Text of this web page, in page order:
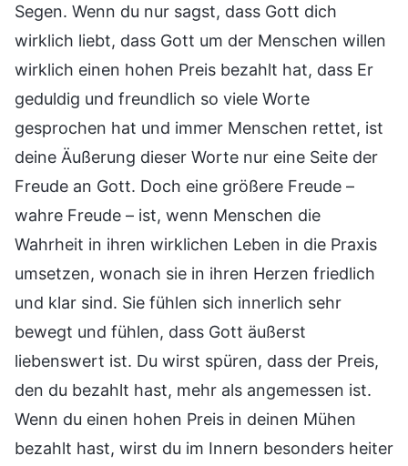
Segen. Wenn du nur sagst, dass Gott dich
wirklich liebt, dass Gott um der Menschen willen
wirklich einen hohen Preis bezahlt hat, dass Er
geduldig und freundlich so viele Worte
gesprochen hat und immer Menschen rettet, ist
deine Äußerung dieser Worte nur eine Seite der
Freude an Gott. Doch eine größere Freude –
wahre Freude – ist, wenn Menschen die
Wahrheit in ihren wirklichen Leben in die Praxis
umsetzen, wonach sie in ihren Herzen friedlich
und klar sind. Sie fühlen sich innerlich sehr
bewegt und fühlen, dass Gott äußerst
liebenswert ist. Du wirst spüren, dass der Preis,
den du bezahlt hast, mehr als angemessen ist.
Wenn du einen hohen Preis in deinen Mühen
bezahlt hast, wirst du im Innern besonders heiter